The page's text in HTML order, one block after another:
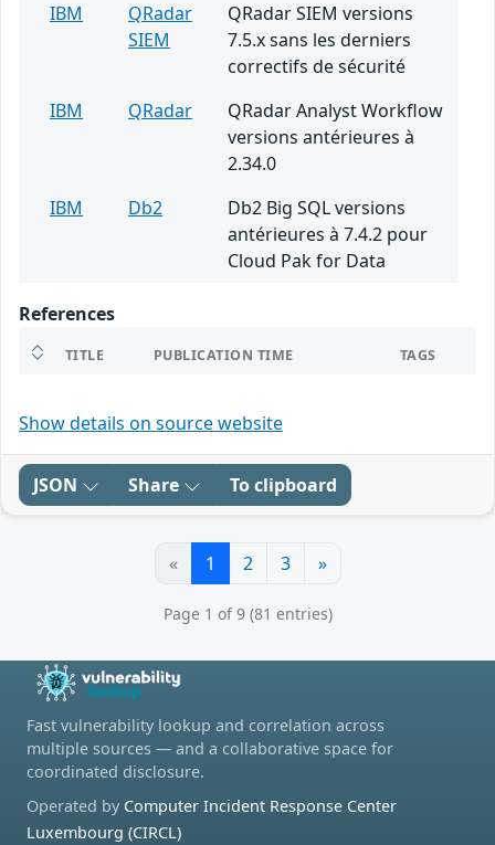
IBM
QRadar
SIEM
QRadar SIEM versions
7.5.x sans les derniers
correctifs de sécurité
IBM
QRadar
QRadar Analyst Workflow
versions antérieures à
2.34.0
IBM
Db2
Db2 Big SQL versions
antérieures à 7.4.2 pour
Cloud Pak for Data
References
TITLE PUBLICATION TIME TAGS
Show details on source website
JSON Share To clipboard
« 1 2 3 »
Page 1 of 9 (81 entries)
Fast vulnerability lookup and correlation across
multiple sources — and a collaborative space for
coordinated disclosure.
Operated by Computer Incident Response Center
Luxembourg (CIRCL)